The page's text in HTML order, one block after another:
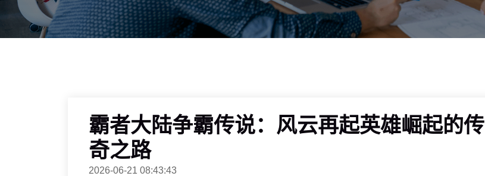
霸者大陆争霸传说：风云再起英雄崛起的传
奇之路
2026-06-21 08:43:43